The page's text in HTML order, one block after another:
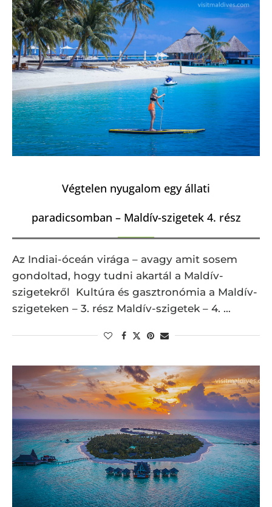
Végtelen nyugalom egy állati
paradicsomban – Maldív-szigetek 4. rész
Az Indiai-óceán virága – avagy amit sosem
gondoltad, hogy tudni akartál a Maldív-
szigetekről Kultúra és gasztronómia a Maldív-
szigeteken – 3. rész Maldív-szigetek – 4. …